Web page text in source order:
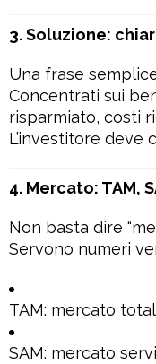
3. Soluzione:
Una frase
Concentrati sui
risparmiato, costi
L’investitore deve
4. Mercato: TAM,
Non basta dire
Servono numeri
TAM: mercato
SAM: mercato